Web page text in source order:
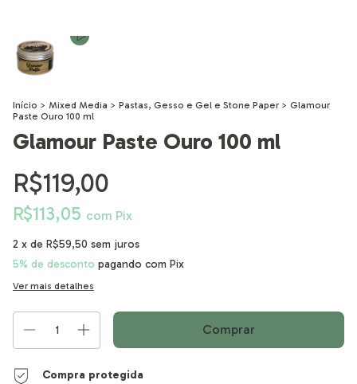
Início > Mixed Media > Pastas, Gesso e Gel e Stone Paper > Glamour
Paste Ouro 100 ml
Glamour Paste Ouro 100 ml
R$119,00
R$113,05 com Pix
2 x de R$59,50 sem juros
5% de desconto pagando com Pix
Ver mais detalhes
Compra protegida